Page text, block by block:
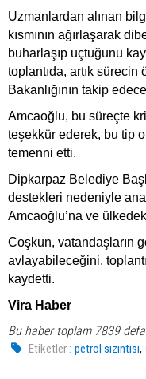
Uzmanlardan alınan
kısmının ağırlaşarak
buharlaşıp uçtuğunu
toplantıda, artık
Bakanlığının takip
Amcaoğlu, bu süreçte
teşekkür ederek, bu tip
temenni etti.
Dipkarpaz Belediye
destekleri nedeniyle
Amcaoğlu’na ve
Coşkun, vatandaşların
avlayabileceğini,
kaydetti.
Vira Haber
Bu haber toplam 7839
Etiketler : petrol sızıntısı,